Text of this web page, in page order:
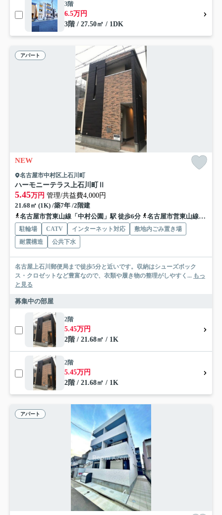
3階
6.5万円
3階 / 27.50㎡ / 1DK
アパート
NEW
名古屋市中村区上石川町
ハーモニーテラス上石川町Ⅱ
5.45万円 管理/共益費4,000円
21.68㎡ (1K) /築7年 /2階建
名古屋市営東山線「中村公園」駅 徒歩6分
名古屋市営東山線「岩塚」駅 徒歩10分
駐輪場 CATV インターネット対応
敷地内ごみ置き場
耐震構造
公共下水
名古屋上石川郵便局まで徒歩5分と近いです。収納はシューズボック
ス・クロゼットなど豊富なので、衣類や履き物の整理がしやすく... もっ
と見る
募集中の部屋
2階
5.45万円
2階 / 21.68㎡ / 1K
2階
5.45万円
2階 / 21.68㎡ / 1K
アパート